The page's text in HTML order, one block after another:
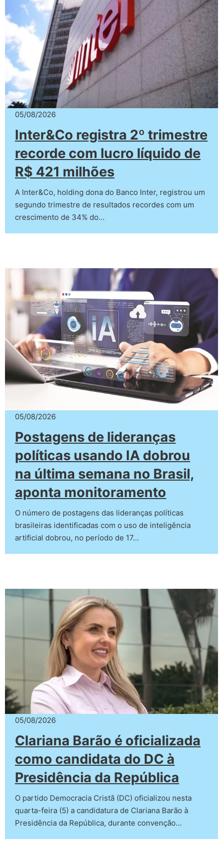
05/08/2026
Inter&Co registra 2º trimestre
recorde com lucro líquido de
R$ 421 milhões
A Inter&Co, holding dona do Banco Inter, registrou um
segundo trimestre de resultados recordes com um
crescimento de 34% do…
05/08/2026
Postagens de lideranças
políticas usando IA dobrou
na última semana no Brasil,
aponta monitoramento
O número de postagens das lideranças políticas
brasileiras identificadas com o uso de inteligência
artificial dobrou, no período de 17…
05/08/2026
Clariana Barão é oficializada
como candidata do DC à
Presidência da República
O partido Democracia Cristã (DC) oficializou nesta
quarta-feira (5) a candidatura de Clariana Barão à
Presidência da República, durante convenção…